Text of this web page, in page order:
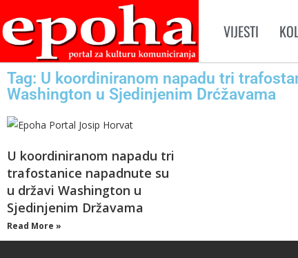
VIJESTI
Tag: U koordiniranom napadu tri
Washington u Sjedinjenim Drćžavama
U koordiniranom napadu tri
trafostanice napadnute su
u državi Washington u
Sjedinjenim Državama
Read More »